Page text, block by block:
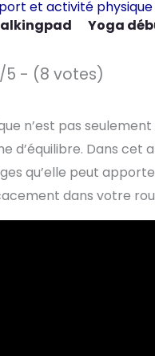
et activité physique
Yoga
5 - (8 votes)
n’est pas
d’équilibre. Dans
qu’elle peut
dans votre